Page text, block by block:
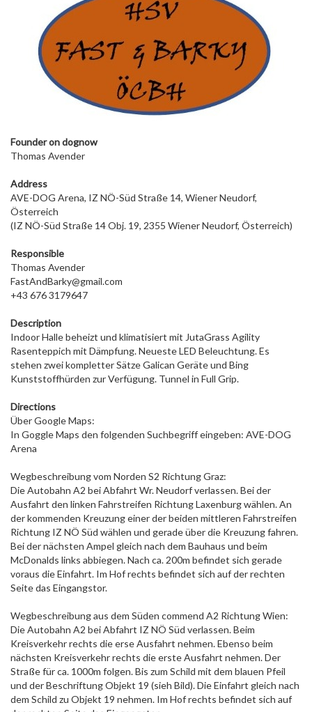
Founder on dognow
Thomas Avender
Address
AVE-DOG Arena, IZ NÖ-Süd Straße 14, Wiener Neudorf,
Österreich
(IZ NÖ-Süd Straße 14 Obj. 19, 2355 Wiener Neudorf, Österreich)
Responsible
Thomas Avender
FastAndBarky@gmail.com
+43 676 3179647
Description
Indoor Halle beheizt und klimatisiert mit JutaGrass Agility
Rasenteppich mit Dämpfung. Neueste LED Beleuchtung. Es
stehen zwei kompletter Sätze Galican Geräte und Bing
Kunststoffhürden zur Verfügung. Tunnel in Full Grip.
Directions
Über Google Maps:
In Goggle Maps den folgenden Suchbegriff eingeben: AVE-DOG
Arena
Wegbeschreibung vom Norden S2 Richtung Graz:
Die Autobahn A2 bei Abfahrt Wr. Neudorf verlassen. Bei der
Ausfahrt den linken Fahrstreifen Richtung Laxenburg wählen. An
der kommenden Kreuzung einer der beiden mittleren Fahrstreifen
Richtung IZ NÖ Süd wählen und gerade über die Kreuzung fahren.
Bei der nächsten Ampel gleich nach dem Bauhaus und beim
McDonalds links abbiegen. Nach ca. 200m befindet sich gerade
voraus die Einfahrt. Im Hof rechts befindet sich auf der rechten
Seite das Eingangstor.
Wegbeschreibung aus dem Süden commend A2 Richtung Wien:
Die Autobahn A2 bei Abfahrt IZ NÖ Süd verlassen. Beim
Kreisverkehr rechts die erse Ausfahrt nehmen. Ebenso beim
nächsten Kreisverkehr rechts die erste Ausfahrt nehmen. Der
Straße für ca. 1000m folgen. Bis zum Schild mit dem blauen Pfeil
und der Beschriftung Objekt 19 (sieh Bild). Die Einfahrt gleich nach
dem Schild zu Objekt 19 nehmen. Im Hof rechts befindet sich auf